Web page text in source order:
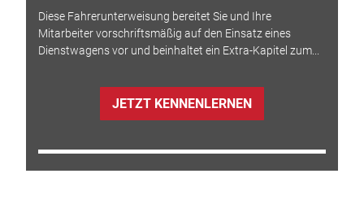
Diese Fahrerunterweisung bereitet Sie und Ihre
Mitarbeiter vorschriftsmäßig auf den Einsatz eines
Dienstwagens vor und beinhaltet ein Extra-Kapitel zum...
JETZT KENNENLERNEN